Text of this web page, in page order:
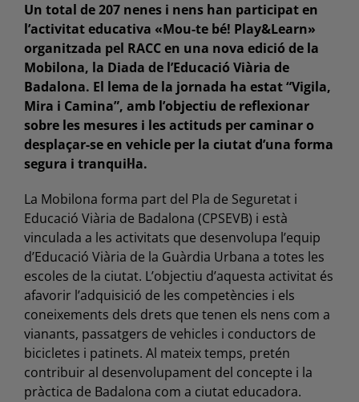
Un total de 207 nenes i nens han participat en
l’activitat educativa «Mou-te bé! Play&Learn»
organitzada pel RACC en una nova edició de la
Mobilona, la Diada de l’Educació Viària de
Badalona. El lema de la jornada ha estat “Vigila,
Mira i Camina”, amb l’objectiu de reflexionar
sobre les mesures i les actituds per caminar o
desplaçar-se en vehicle per la ciutat d’una forma
segura i tranquil·la.
La Mobilona forma part del Pla de Seguretat i
Educació Viària de Badalona (CPSEVB) i està
vinculada a les activitats que desenvolupa l’equip
d’Educació Viària de la Guàrdia Urbana a totes les
escoles de la ciutat. L’objectiu d’aquesta activitat és
afavorir l’adquisició de les competències i els
coneixements dels drets que tenen els nens com a
vianants, passatgers de vehicles i conductors de
bicicletes i patinets. Al mateix temps, pretén
contribuir al desenvolupament del concepte i la
pràctica de Badalona com a ciutat educadora.